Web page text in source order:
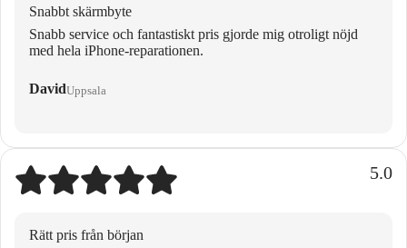
Snabbt skärmbyte
Snabb service och fantastiskt pris gjorde mig otroligt nöjd
med hela iPhone-reparationen.
DavidUppsala
5.0
Rätt pris från början